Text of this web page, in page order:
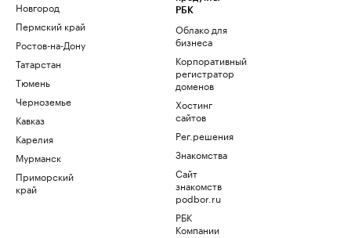
Новгород
Пермский край
Ростов-на-Дону
Татарстан
Тюмень
Черноземье
Кавказ
Карелия
Мурманск
Приморский
край
РБК
Облако для
бизнеса
Корпоративный
регистратор
доменов
Хостинг
сайтов
Рег.решения
Знакомства
Сайт
знакомств
podbor.ru
РБК
Компании